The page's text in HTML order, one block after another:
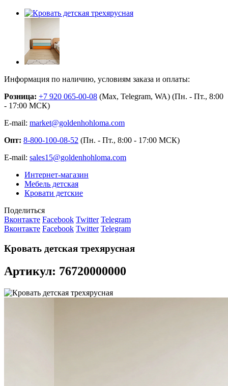
Информация по наличию, условиям заказа и оплаты:
Розница: +7 920 065-00-08 (Max, Telegram, WA) (Пн. - Пт., 8:00
- 17:00 МСК)
E-mail: market@goldenhohloma.com
Опт: 8-800-100-08-52 (Пн. - Пт., 8:00 - 17:00 МСК)
E-mail: sales15@goldenhohloma.com
Интернет-магазин
Мебель детская
Кровати детские
Поделиться
Вконтакте Facebook Twitter Telegram
Вконтакте Facebook Twitter Telegram
Кровать детская трехярусная
Артикул: 76720000000